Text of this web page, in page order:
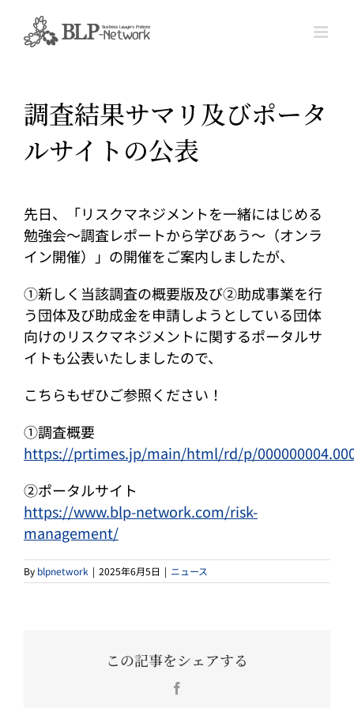
content
調査結果サマリ及びポータ
ルサイトの公表
先日、「リスクマネジメントを一緒にはじめる
勉強会～調査レポートから学びあう～（オンラ
イン開催）」の開催をご案内しましたが、
①新しく当該調査の概要版及び②助成事業を行
う団体及び助成金を申請しようとしている団体
向けのリスクマネジメントに関するポータルサ
イトも公表いたしましたので、
こちらもぜひご参照ください！
①調査概要
https://prtimes.jp/main/html/rd/p/
②ポータルサイト
https://www.blp-network.com/risk-
management/
By blpnetwork | 2025年6月5日 | ニュース
この記事をシェアする